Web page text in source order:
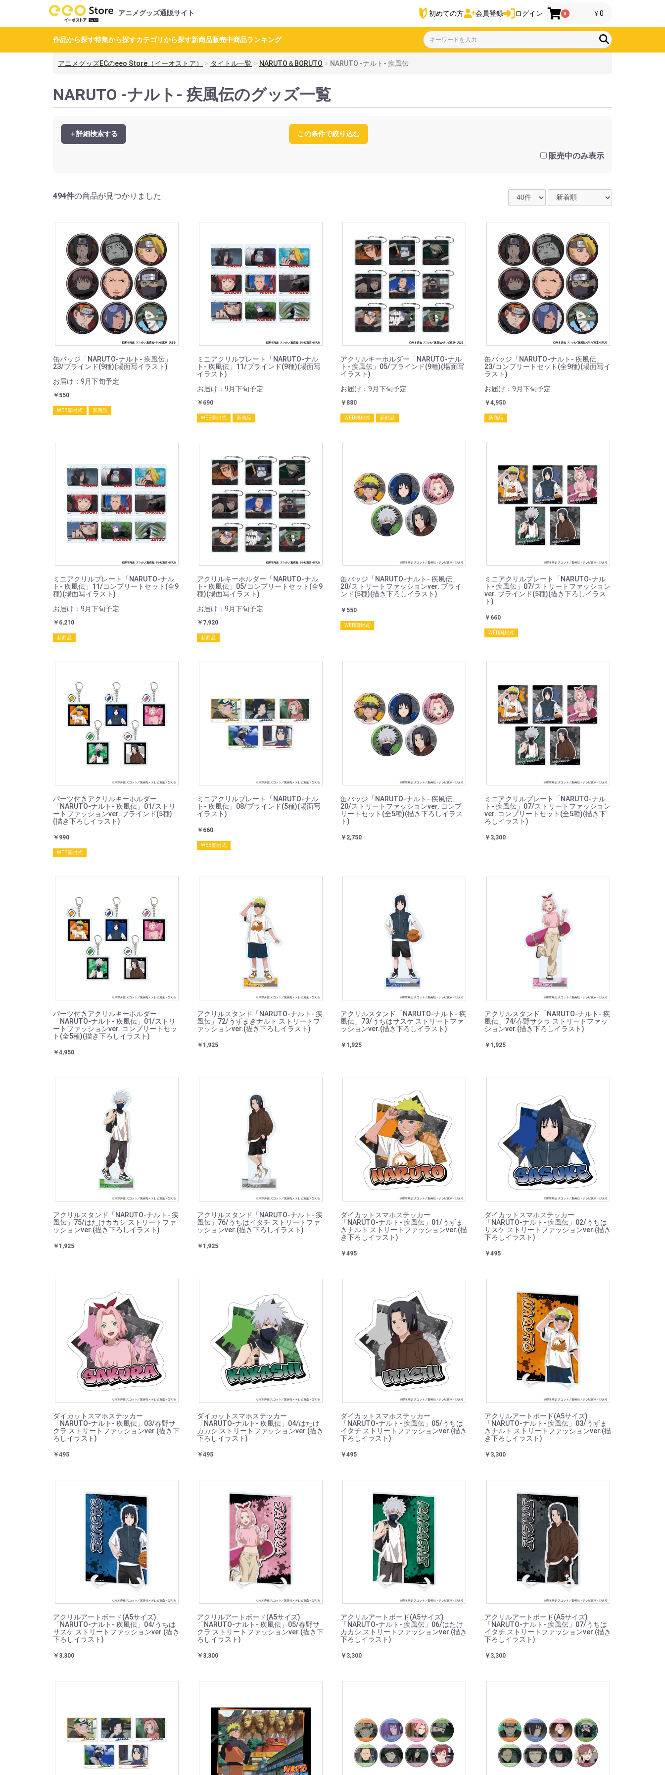
アニメグッズ通販サイト 初めての方 会員登録 ログイン 0 ￥0
作品から探す特集から探すカテゴリから探す新商品販売中商品ランキング
アニメグッズECのeeo Store（イーオストア） タイトル一覧 NARUTO＆BORUTO NARUTO -ナルト- 疾風伝
NARUTO -ナルト- 疾風伝のグッズ一覧
＋詳細検索する この条件で絞り込む
販売中のみ表示
494件の商品が見つかりました
缶バッジ「NARUTO-ナルト- 疾風伝」
23/ブラインド(9種)(場面写イラスト)
お届け：9月下旬予定
￥550
WEB開封式 新商品
ミニアクリルプレート「NARUTO-ナル
ト- 疾風伝」11/ブラインド(9種)(場面写
イラスト)
お届け：9月下旬予定
￥690
WEB開封式 新商品
アクリルキーホルダー「NARUTO-ナル
ト- 疾風伝」05/ブラインド(9種)(場面写
イラスト)
お届け：9月下旬予定
￥880
WEB開封式 新商品
缶バッジ「NARUTO-ナルト- 疾風伝」
23/コンプリートセット(全9種)(場面写イ
ラスト)
お届け：9月下旬予定
￥4,950
新商品
ミニアクリルプレート「NARUTO-ナル
ト- 疾風伝」11/コンプリートセット(全9
種)(場面写イラスト)
お届け：9月下旬予定
￥6,210
新商品
アクリルキーホルダー「NARUTO-ナル
ト- 疾風伝」05/コンプリートセット(全9
種)(場面写イラスト)
お届け：9月下旬予定
￥7,920
新商品
缶バッジ「NARUTO-ナルト- 疾風伝」
20/ストリートファッションver. ブライ
ンド(5種)(描き下ろしイラスト)
￥550
WEB開封式
ミニアクリルプレート「NARUTO-ナル
ト- 疾風伝」07/ストリートファッション
ver. ブラインド(5種)(描き下ろしイラス
ト)
￥660
WEB開封式
パーツ付きアクリルキーホルダー
「NARUTO-ナルト- 疾風伝」01/ストリ
ートファッションver. ブラインド(5種)
(描き下ろしイラスト)
￥990
WEB開封式
ミニアクリルプレート「NARUTO-ナル
ト- 疾風伝」08/ブラインド(5種)(場面写
イラスト)
￥660
WEB開封式
缶バッジ「NARUTO-ナルト- 疾風伝」
20/ストリートファッションver. コンプ
リートセット(全5種)(描き下ろしイラス
ト)
￥2,750
ミニアクリルプレート「NARUTO-ナル
ト- 疾風伝」07/ストリートファッション
ver. コンプリートセット(全5種)(描き下
ろしイラスト)
￥3,300
パーツ付きアクリルキーホルダー
「NARUTO-ナルト- 疾風伝」01/ストリ
ートファッションver. コンプリートセッ
ト(全5種)(描き下ろしイラスト)
￥4,950
アクリルスタンド「NARUTO-ナルト- 疾
風伝」72/うずまきナルト ストリートフ
ァッションver.(描き下ろしイラスト)
￥1,925
アクリルスタンド「NARUTO-ナルト- 疾
風伝」73/うちはサスケ ストリートファ
ッションver.(描き下ろしイラスト)
￥1,925
アクリルスタンド「NARUTO-ナルト- 疾
風伝」74/春野サクラ ストリートファッ
ションver.(描き下ろしイラスト)
￥1,925
アクリルスタンド「NARUTO-ナルト- 疾
風伝」75/はたけカカシ ストリートファ
ッションver.(描き下ろしイラスト)
￥1,925
アクリルスタンド「NARUTO-ナルト- 疾
風伝」76/うちはイタチ ストリートファ
ッションver.(描き下ろしイラスト)
￥1,925
ダイカットスマホステッカー
「NARUTO-ナルト- 疾風伝」01/うずま
きナルト ストリートファッションver.(描
き下ろしイラスト)
￥495
ダイカットスマホステッカー
「NARUTO-ナルト- 疾風伝」02/うちは
サスケ ストリートファッションver.(描き
下ろしイラスト)
￥495
ダイカットスマホステッカー
「NARUTO-ナルト- 疾風伝」03/春野サ
クラ ストリートファッションver.(描き下
ろしイラスト)
￥495
ダイカットスマホステッカー
「NARUTO-ナルト- 疾風伝」04/はたけ
カカシ ストリートファッションver.(描き
下ろしイラスト)
￥495
ダイカットスマホステッカー
「NARUTO-ナルト- 疾風伝」05/うちは
イタチ ストリートファッションver.(描き
下ろしイラスト)
￥495
アクリルアートボード(A5サイズ)
「NARUTO-ナルト- 疾風伝」03/うずま
きナルト ストリートファッションver.(描
き下ろしイラスト)
￥3,300
アクリルアートボード(A5サイズ)
「NARUTO-ナルト- 疾風伝」04/うちは
サスケ ストリートファッションver.(描き
下ろしイラスト)
￥3,300
アクリルアートボード(A5サイズ)
「NARUTO-ナルト- 疾風伝」05/春野サ
クラ ストリートファッションver.(描き下
ろしイラスト)
￥3,300
アクリルアートボード(A5サイズ)
「NARUTO-ナルト- 疾風伝」06/はたけ
カカシ ストリートファッションver.(描き
下ろしイラスト)
￥3,300
アクリルアートボード(A5サイズ)
「NARUTO-ナルト- 疾風伝」07/うちは
イタチ ストリートファッションver.(描き
下ろしイラスト)
￥3,300